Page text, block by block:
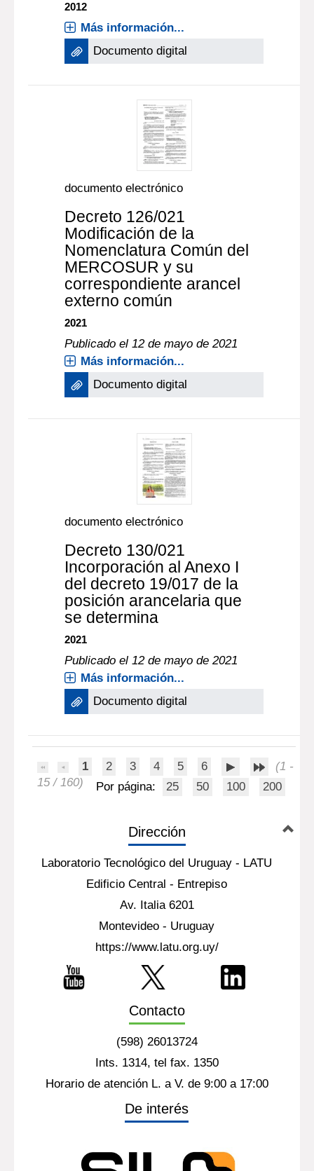
2012
Más información...
Documento digital
documento electrónico
Decreto 126/021
Modificación de la
Nomenclatura Común del
MERCOSUR y su
correspondiente arancel
externo común
2021
Publicado el 12 de mayo de 2021
Más información...
Documento digital
documento electrónico
Decreto 130/021
Incorporación al Anexo I
del decreto 19/017 de la
posición arancelaria que
se determina
2021
Publicado el 12 de mayo de 2021
Más información...
Documento digital
1 2 3 4 5 6
(1 -
15 / 160)
Por página: 25 50 100 200
Dirección
Laboratorio Tecnológico del Uruguay - LATU
Edificio Central - Entrepiso
Av. Italia 6201
Montevideo - Uruguay
https://www.latu.org.uy/
Contacto
(598) 26013724
Ints. 1314, tel fax. 1350
Horario de atención L. a V. de 9:00 a 17:00
De interés